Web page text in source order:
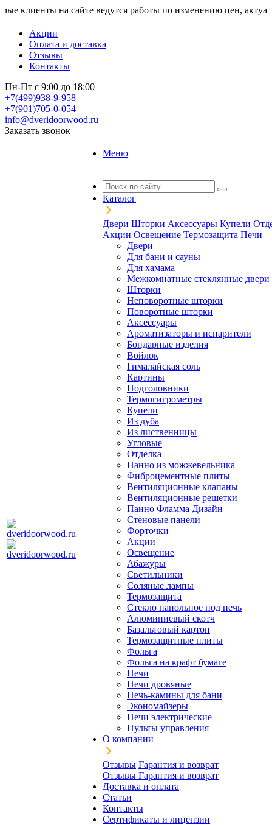
на сайте ведутся работы по изменению цен, актуальную
Акции
Оплата и доставка
Отзывы
Контакты
Пн-Пт с 9:00 до 18:00
+7(499)938-9-958
+7(901)705-0-054
info@dveridoorwood.ru
Заказать звонок
Меню
Каталог
Двери Шторки Аксессуары Купели
Акции Освещение Термозащита Печи
Двери
Для бани и сауны
Для хамама
Межкомнатные стеклянные двери
Шторки
Неповоротные шторки
Поворотные шторки
Аксессуары
Ароматизаторы и испарители
Бондарные изделия
Войлок
Гималайская соль
Картины
Подголовники
Термогигрометры
Купели
Из дуба
Из лиственницы
Угловые
Отделка
Панно из можжевельника
Фиброцементные плиты
Вентиляционные клапаны
Вентиляционные решетки
Панно Фламма Дизайн
Стеновые панели
Форточки
Акции
Освещение
Абажуры
Светильники
Соляные лампы
Термозащита
Стекло напольное под печь
Алюминиевый скотч
Базальтовый картон
Термозащитные плиты
Фольга
Фольга на крафт бумаге
Печи
Печи дровяные
Печь-камины для бани
Экономайзеры
Печи электрические
Пульты управления
О компании
Отзывы Гарантия и возврат
Отзывы Гарантия и возврат
Доставка и оплата
Статьи
Контакты
Сертификаты и лицензии